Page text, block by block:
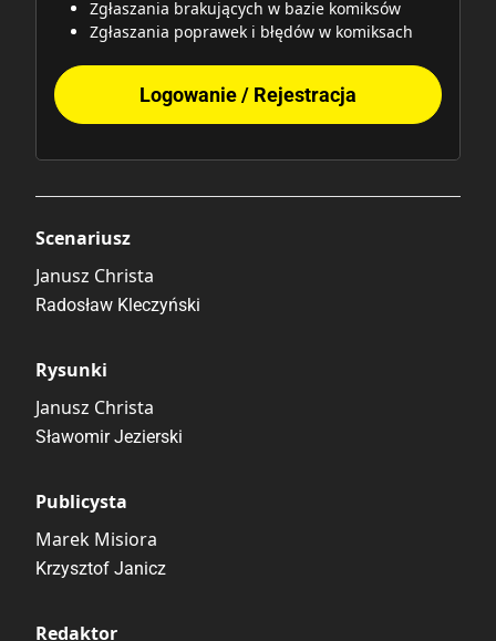
Zgłaszania brakujących w bazie komiksów
Zgłaszania poprawek i błędów w komiksach
Logowanie / Rejestracja
Scenariusz
Janusz Christa
Radosław Kleczyński
Rysunki
Janusz Christa
Sławomir Jezierski
Publicysta
Marek Misiora
Krzysztof Janicz
Redaktor